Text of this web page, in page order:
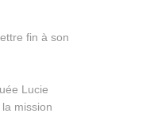
fin à son
Lucie
mission